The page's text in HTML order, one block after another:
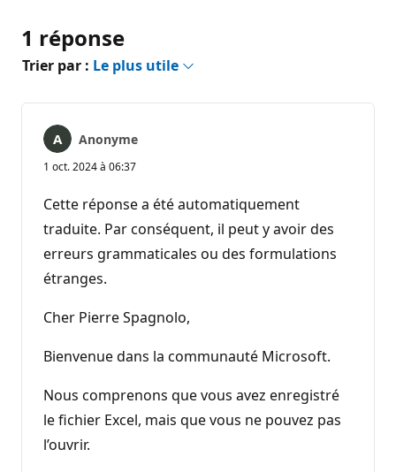
1 réponse
Trier par : Le plus utile
Anonyme
1 oct. 2024 à 06:37
Cette réponse a été automatiquement
traduite. Par conséquent, il peut y avoir des
erreurs grammaticales ou des formulations
étranges.
Cher Pierre Spagnolo,
Bienvenue dans la communauté Microsoft.
Nous comprenons que vous avez enregistré
le fichier Excel, mais que vous ne pouvez pas
l’ouvrir.